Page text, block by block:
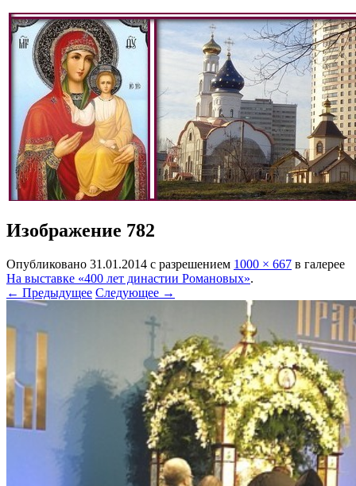
Изображение 782
Опубликовано 31.01.2014 с разрешением 1000 × 667 в галерее
На выставке «400 лет династии Романовых».
← Предыдущее Следующее →